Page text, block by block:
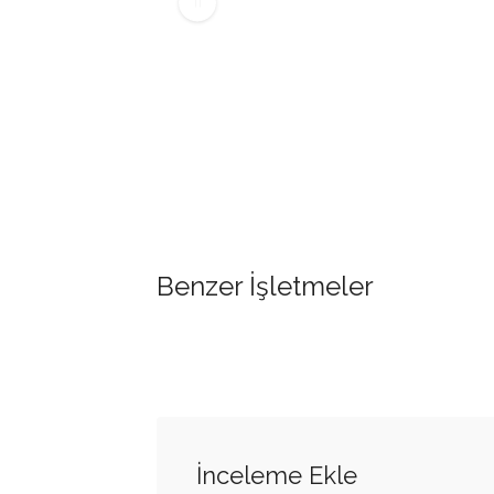
Benzer İşletmeler
İnceleme Ekle